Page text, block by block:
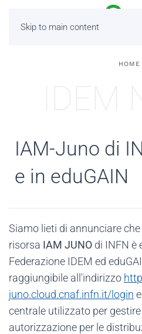
Skip to main content
HOME
IDEM
IAM-Juno di
e in eduGAIN
Siamo lieti di annunciare
risorsa IAM JUNO di INFN è
Federazione IDEM ed
raggiungibile all'indirizzo
juno.cloud.cnaf.infn.it/login
centrale utilizzato per
autorizzazione per le